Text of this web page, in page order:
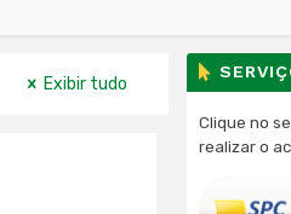
Exibir tudo
Clique no
realizar o